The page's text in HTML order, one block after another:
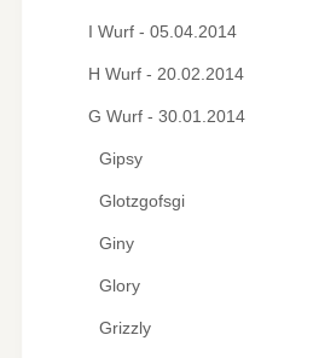
I Wurf - 05.04.2014
H Wurf - 20.02.2014
G Wurf - 30.01.2014
Gipsy
Glotzgofsgi
Giny
Glory
Grizzly